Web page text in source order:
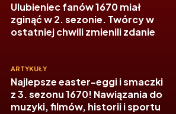
Ulubieniec fanów 1670 miał
zginąć w 2. sezonie. Twórcy w
ostatniej chwili zmienili zdanie
ARTYKUŁY
Najlepsze easter-eggi i smaczki
z 3. sezonu 1670! Nawiązania do
muzyki, filmów, historii i sportu